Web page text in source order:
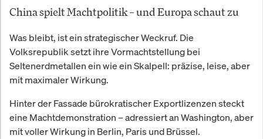
China spielt Machtpolitik – und Europa schaut zu
Was bleibt, ist ein strategischer Weckruf. Die
Volksrepublik setzt ihre Vormachtstellung bei
Seltenerdmetallen ein wie ein Skalpell: präzise, leise, aber
mit maximaler Wirkung.
Hinter der Fassade bürokratischer Exportlizenzen steckt
eine Machtdemonstration – adressiert an Washington, aber
mit voller Wirkung in Berlin, Paris und Brüssel.